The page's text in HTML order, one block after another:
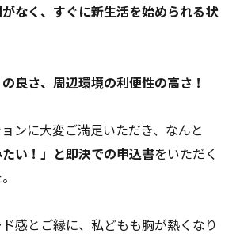
なく、すぐに新生活を始められる状
良さ、周辺環境の利便性の高さ！
ンに大変ご満足いただき、なんと
たい！」と即決での申込書をいただく
感とご縁に、私どもも胸が熱くなり